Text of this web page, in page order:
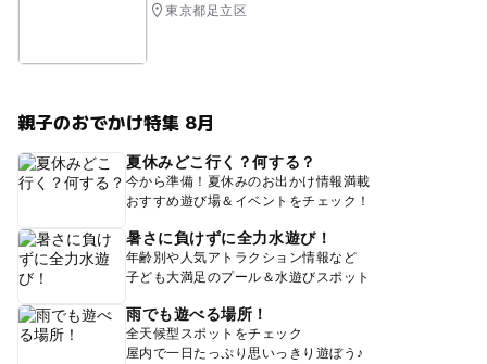
東京都足立区
親子のおでかけ特集 8月
夏休みどこ行く？何する？
今から準備！夏休みのお出かけ情報満載
おすすめ遊び場＆イベントをチェック！
暑さに負けずに全力水遊び！
年齢別や人気アトラクション情報など
子ども大満足のプール＆水遊びスポット
雨でも遊べる場所！
全天候型スポットをチェック
屋内で一日たっぷり思いっきり遊ぼう♪